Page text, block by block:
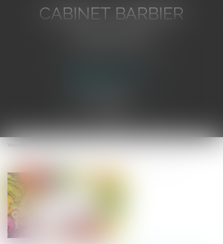
CABINET BARBIER
Ouvrir
le
Vous êtes ici :